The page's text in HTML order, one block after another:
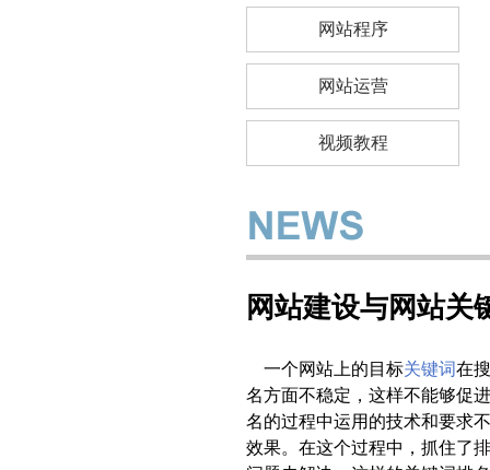
网站程序
网站运营
视频教程
网站建设与网站关
一个网站上的目标关键词在
名方面不稳定，这样不能够促
名的过程中运用的技术和要求
效果。在这个过程中，抓住了